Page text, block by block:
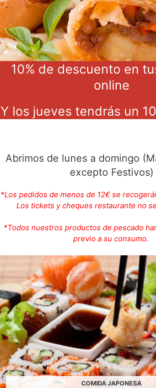
10% de descuento en
online
Y los jueves tendrás un
Abrimos de lunes a domingo
excepto Festivos)
*Los pedidos de menos de 12€ se
Los tickets y cheques restaurante no
*Todos nuestros productos de pescado
previo a su consumo.
COMIDA JAPONESA